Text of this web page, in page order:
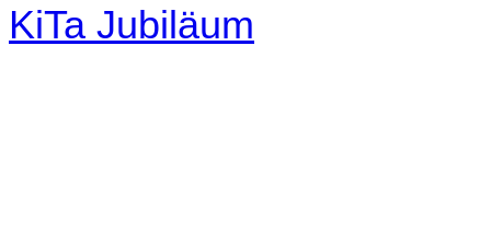
KiTa Jubiläum